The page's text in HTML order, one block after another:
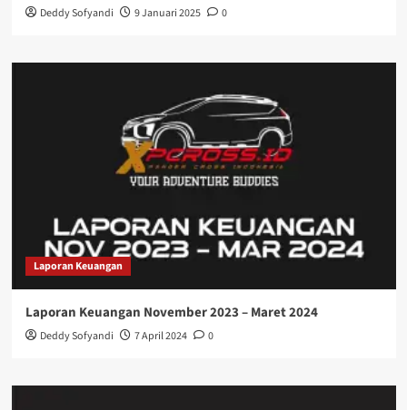
Deddy Sofyandi 9 Januari 2025 0
Laporan Keuangan
Laporan Keuangan November 2023 – Maret 2024
Deddy Sofyandi 7 April 2024 0